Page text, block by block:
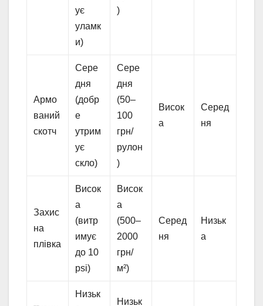
ує
уламк
и)
)
Армо
ваний
скотч
Сере
дня
(добр
е
утрим
ує
скло)
Сере
дня
(50–
100
грн/
рулон
)
Висок
а
Серед
ня
Захис
на
плівка
Висок
а
(витр
имує
до 10
psi)
Висок
а
(500–
2000
грн/
м²)
Серед
ня
Низьк
а
Низьк
Низьк